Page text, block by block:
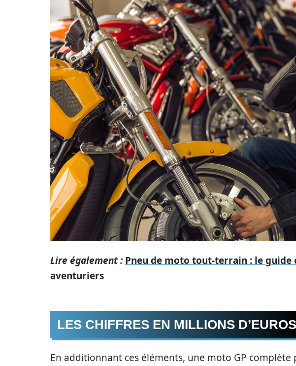
Lire également : Pneu de moto tout-terrain : le
aventuriers
LES CHIFFRES EN MILLIONS D’EUROS
En additionnant ces éléments, une moto GP